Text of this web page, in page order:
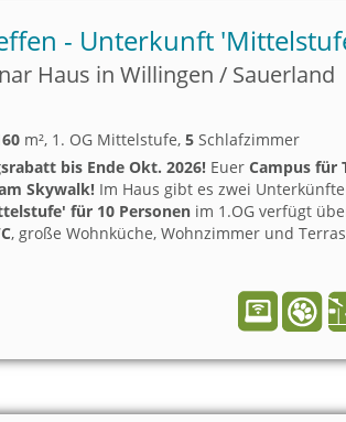
- Unterkunft
Haus in Willingen / Sauerland
m², 1. OG Mittelstufe, 5 Schlafzimmer
bis Ende Okt. 2026! Euer Campus für
Skywalk! Im Haus gibt es zwei
für 10 Personen im 1.OG verfügt
, große Wohnküche, Wohnzimmer und